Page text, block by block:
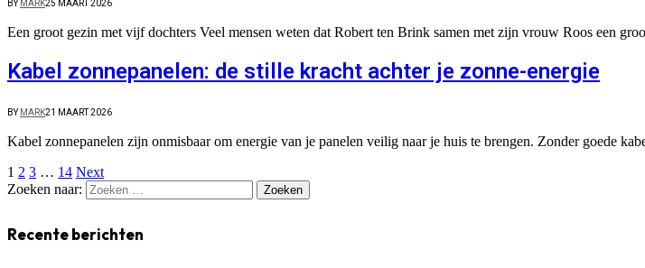
BY MARK25 MAART 2026
Een groot gezin met vijf dochters Veel mensen weten dat Robert ten Brink samen met zijn vrouw Roos een
Kabel zonnepanelen: de stille kracht achter je zonne-energie
BY MARK21 MAART 2026
Kabel zonnepanelen zijn onmisbaar om energie van je panelen veilig naar je huis te brengen. Zonder goede
1 2 3 … 14 Next
Zoeken naar:
Recente berichten